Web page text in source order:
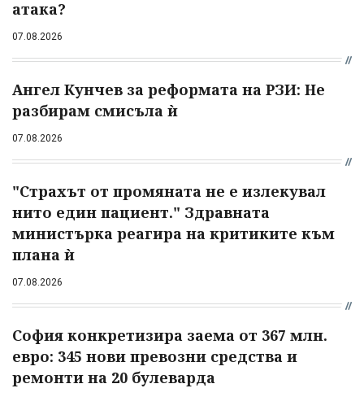
атака?
07.08.2026
Ангел Кунчев за реформата на РЗИ: Не
разбирам смисъла ѝ
07.08.2026
"Страхът от промяната не е излекувал
нито един пациент." Здравната
министърка реагира на критиките към
плана ѝ
07.08.2026
София конкретизира заема от 367 млн.
евро: 345 нови превозни средства и
ремонти на 20 булеварда